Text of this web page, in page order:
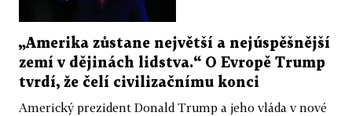
„Amerika zůstane největší a nejúspěšnější
zemí v dějinách lidstva.“ O Evropě Trump
tvrdí, že čelí civilizačnímu konci
Americký prezident Donald Trump a jeho vláda v nové